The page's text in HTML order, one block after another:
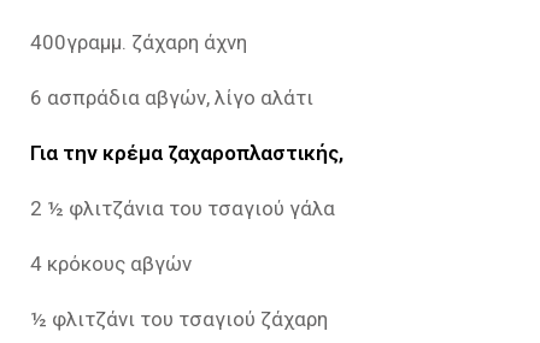
400γραμμ. ζάχαρη άχνη
6 ασπράδια αβγών, λίγο αλάτι
Για την κρέμα ζαχαροπλαστικής,
2 ½ φλιτζάνια του τσαγιού γάλα
4 κρόκους αβγών
½ φλιτζάνι του τσαγιού ζάχαρη